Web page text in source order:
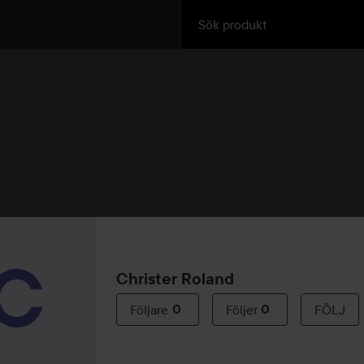
Christer Roland
Följare 0 Följer 0 FÖLJ